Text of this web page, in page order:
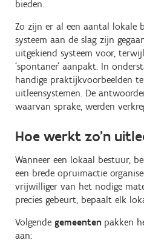
bieden.
Zo zijn er al een aantal lokale
systeem aan de slag zijn
uitgekiend systeem voor,
‘spontaner’ aanpakt. In
handige praktijkvoorbeelden
uitleensystemen. De
waarvan sprake, werden
Hoe werkt zo’n
Wanneer een lokaal bestuur,
een brede opruimactie
vrijwilliger van het nodige
precies gebeurt, bepaalt elk
Volgende gemeenten pakken
aan: